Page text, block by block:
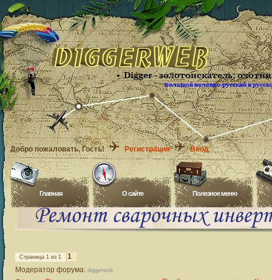
Добро пожаловать, Гость! Регистрация Вход
Главная O сайте Полезное меню
Страница 1 из 1
1
Модератор форума: diggerweb